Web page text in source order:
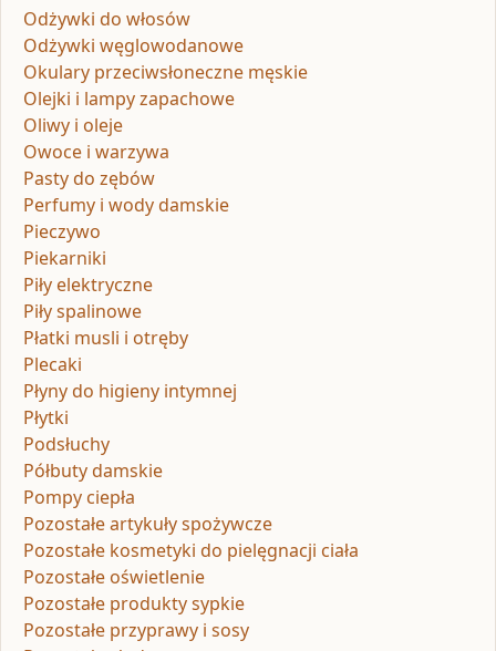
Odżywki do włosów
Odżywki węglowodanowe
Okulary przeciwsłoneczne męskie
Olejki i lampy zapachowe
Oliwy i oleje
Owoce i warzywa
Pasty do zębów
Perfumy i wody damskie
Pieczywo
Piekarniki
Piły elektryczne
Piły spalinowe
Płatki musli i otręby
Plecaki
Płyny do higieny intymnej
Płytki
Podsłuchy
Półbuty damskie
Pompy ciepła
Pozostałe artykuły spożywcze
Pozostałe kosmetyki do pielęgnacji ciała
Pozostałe oświetlenie
Pozostałe produkty sypkie
Pozostałe przyprawy i sosy